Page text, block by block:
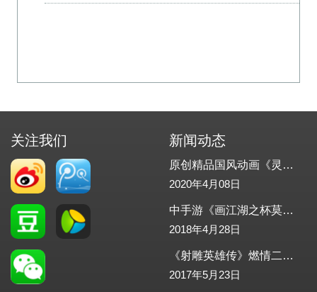
关注我们 新闻动态
原创精品国风动画《灵邪记》重磅发布
2020年4月08日
中手游《画江湖之杯莫停》正式发布！怪物工场助力配乐，配音
2018年4月28日
《射雕英雄传》燃情二测-怪物工场助力游戏音效
2017年5月23日